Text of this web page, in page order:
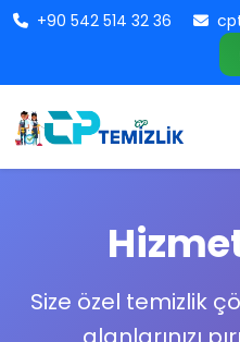
+90 542 514 32 36
Size özel temizlik